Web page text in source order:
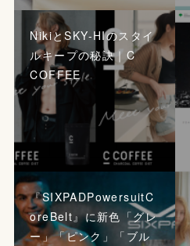
NikiとSKY-HIのスタイ
ルキープの秘訣｜C
COFFEE
『SIXPADPowersuitC
oreBelt』に新色「グレ
ー」「ピンク」「ブル